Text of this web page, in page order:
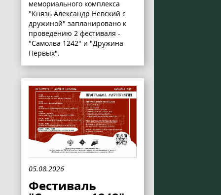
мемориального комплекса
"Князь Александр Невский с
дружиной" запланировано к
проведению 2 фестиваля -
"Самолва 1242" и "Дружина
Первых".
05.08.2026
Фестиваль